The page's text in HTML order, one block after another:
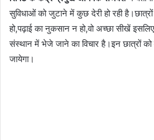
सुविधाओं को जुटाने में कुछ देरी हो रही
हो,पढ़ाई का नुकसान न हो,वो अच्छा सीखें
संस्थान में भेजे जाने का विचार है।इन छात्रों को
जायेगा।